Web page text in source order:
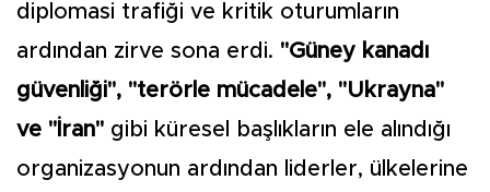
diplomasi trafiği ve kritik oturumların
ardından zirve sona erdi. "Güney kanadı
güvenliği", "terörle mücadele", "Ukrayna"
ve "İran" gibi küresel başlıkların ele alındığı
organizasyonun ardından liderler, ülkelerine